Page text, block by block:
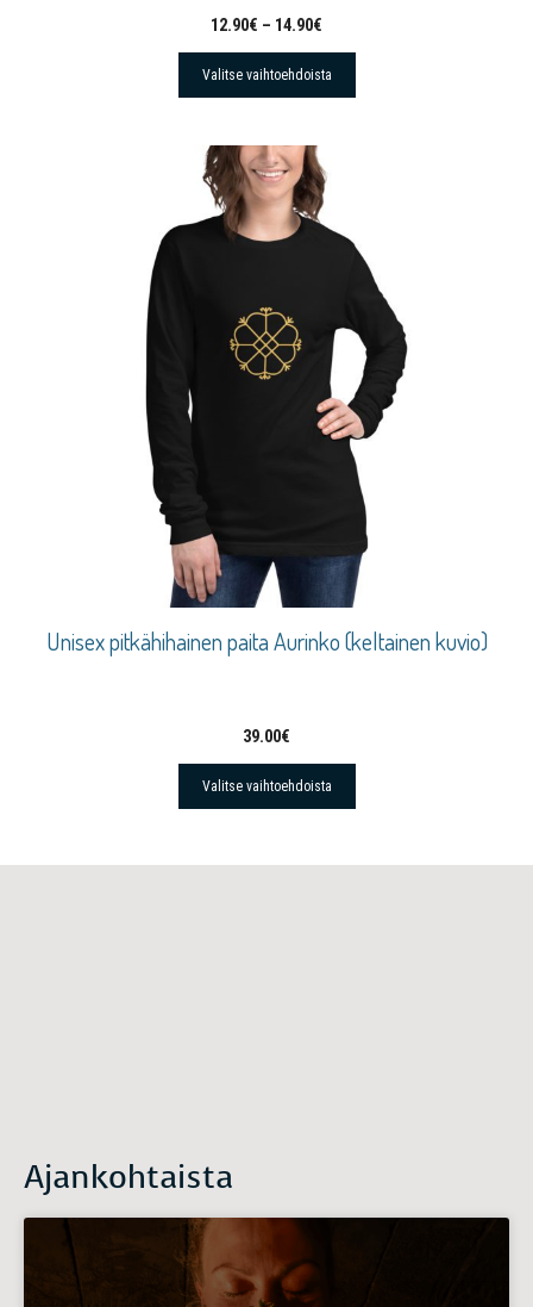
12.90€ – 14.90€
Valitse vaihtoehdoista
Unisex pitkähihainen paita Aurinko (keltainen kuvio)
39.00€
Valitse vaihtoehdoista
Ajankohtaista